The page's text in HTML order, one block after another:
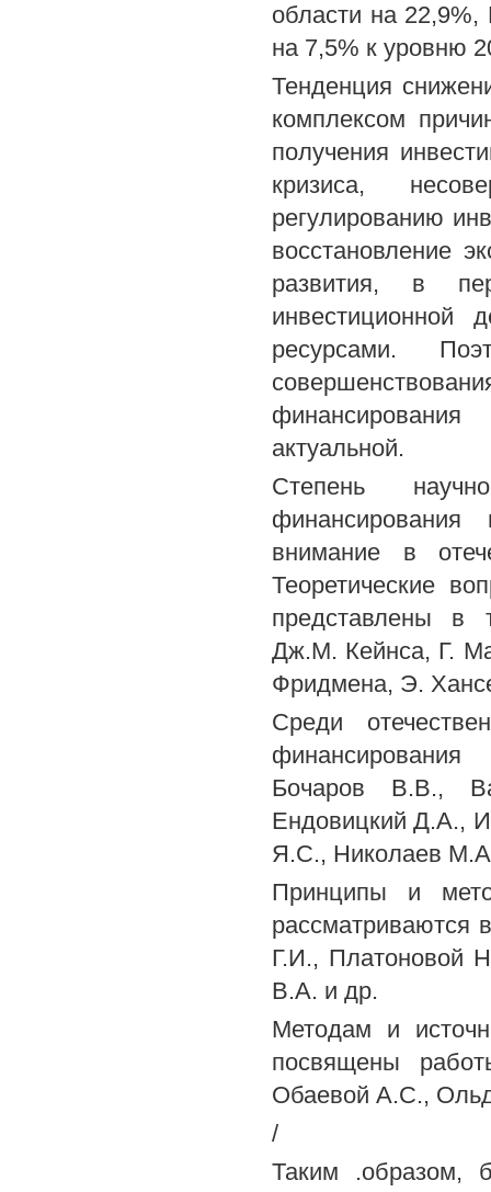
области на 22,9%,
на 7,5% к уровню
Тенденция
комплексом
получения
кризиса,
регулированию
восстановление
развития, в
инвестиционной
ресурсами.
актуальной.
Степень
финансирования
внимание в
Теоретические
представлены в
Дж.М. Кейнса, Г.
Фридмена, Э.
Среди
финансирования
Бочаров В.В.,
Ендовицкий Д.А.,
Я.С., Николаев
Принципы и
рассматриваются
Г.И., Платоновой
В.А. и др.
Методам и
посвящены
Обаевой A.C.,
/
Таким .образом,